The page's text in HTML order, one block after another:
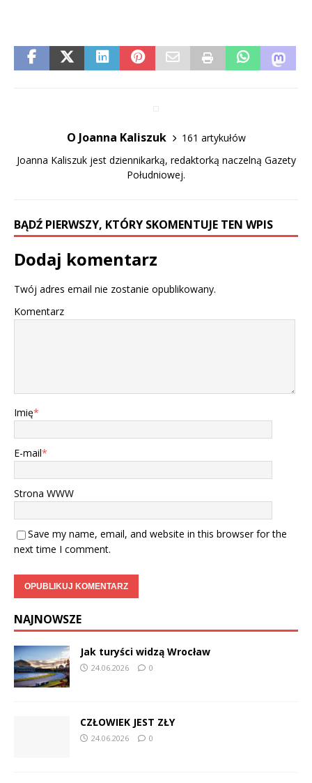
O Joanna Kaliszuk
161 artykułów
Joanna Kaliszuk jest dziennikarką, redaktorką naczelną Gazety
Południowej.
BĄDŹ PIERWSZY, KTÓRY SKOMENTUJE TEN WPIS
Dodaj komentarz
Twój adres email nie zostanie opublikowany.
Komentarz
Imię*
E-mail*
Strona WWW
Save my name, email, and website in this browser for the
next time I comment.
NAJNOWSZE
Jak turyści widzą Wrocław
24.06.2026 0
CZŁOWIEK JEST ZŁY
24.06.2026 0